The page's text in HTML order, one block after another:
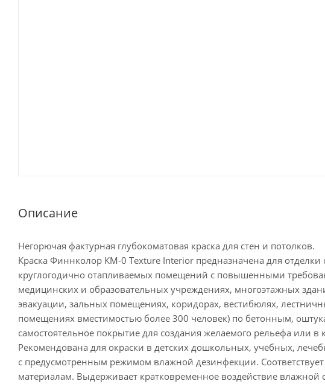
Описание
Негорючая фактурная глубокоматовая краска для стен и потолков.
Краска Финнколор КМ-0 Texture Interior предназначена для
круглогодично отапливаемых помещений с повышенными
медицинских и образовательных учреждениях, многоэтажных
эвакуации, зальных помещениях, коридорах, вестибюлях,
помещениях вместимостью более 300 человек) по бетонным,
самостоятельное покрытие для создания желаемого рельефа или
Рекомендована для окраски в детских дошкольных, учебных,
с предусмотренным режимом влажной дезинфекции.
материалам. Выдерживает кратковременное воздействие влажной